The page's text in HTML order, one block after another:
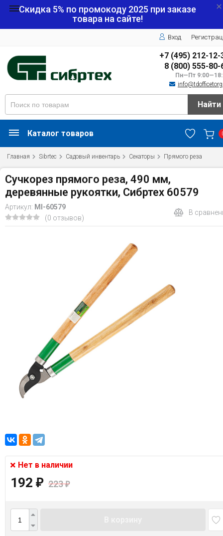
Скидка 5% по промокоду 2025 при заказе
товара на сайте!
Вход
+7 (495) 212-12-
8 (800) 555-80-
Пн—Пт
Найти
Каталог товаров
Главная Sibrtec Садовый инвентарь Секаторы Прямого реза
Сучкорез прямого реза, 490 мм,
деревянные рукоятки, Сибртех 60579
Артикул: MI-60579
(0 отзывов)
В
Нет в наличии
192 ₽ 223₽